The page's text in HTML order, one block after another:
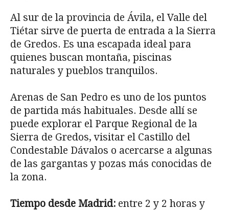
Al sur de la provincia de Ávila, el Valle del
Tiétar sirve de puerta de entrada a la Sierra
de Gredos. Es una escapada ideal para
quienes buscan montaña, piscinas
naturales y pueblos tranquilos.
Arenas de San Pedro es uno de los puntos
de partida más habituales. Desde allí se
puede explorar el Parque Regional de la
Sierra de Gredos, visitar el Castillo del
Condestable Dávalos o acercarse a algunas
de las gargantas y pozas más conocidas de
la zona.
Tiempo desde Madrid: entre 2 y 2 horas y